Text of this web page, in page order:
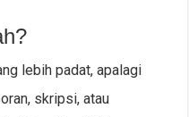
lebih padat, apalagi
skripsi, atau